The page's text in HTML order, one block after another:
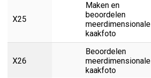
X25
Maken en
beoordelen
meerdimensionale
kaakfoto
X26
Beoordelen
meerdimensionale
kaakfoto